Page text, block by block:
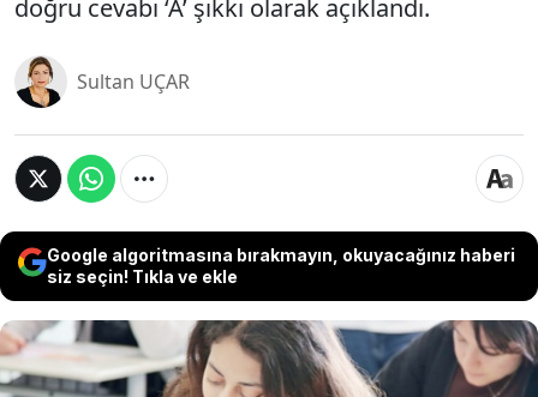
doğru cevabı ‘A’ şıkkı olarak açıklandı.
Sultan UÇAR
Google algoritmasına bırakmayın, okuyacağınız haberi
siz seçin! Tıkla ve ekle